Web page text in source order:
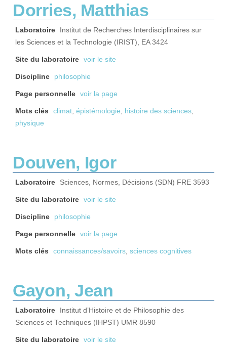
Dorries, Matthias
Laboratoire
Institut de Recherches Interdisciplinaires sur
les Sciences et la Technologie (IRIST), EA 3424
Site du laboratoire voir le site
Discipline philosophie
Page personnelle voir la page
Mots clés climat, épistémologie, histoire des sciences,
physique
Douven, Igor
Laboratoire Sciences, Normes, Décisions (SDN) FRE 3593
Site du laboratoire voir le site
Discipline philosophie
Page personnelle voir la page
Mots clés connaissances/savoirs, sciences cognitives
Gayon, Jean
Laboratoire
Institut d’Histoire et de Philosophie des
Sciences et Techniques (IHPST) UMR 8590
Site du laboratoire voir le site